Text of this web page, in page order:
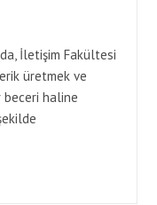
İletişim Fakültesi
üretmek ve
beceri haline